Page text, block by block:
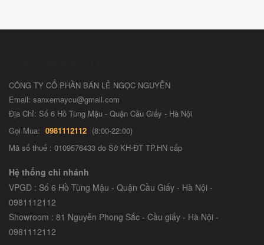
CÔNG TY CỔ PHẦN BÁN LẺ NGỌC NGUYỄN
Email: sanxemaycu@gmail.com
Địa Chỉ: Số 6 Hồ Tùng Mậu - Quận Cầu Giấy - Hà Nội
Gọi Mua: 0981112112 (8:00-22:00)
Mã số thuế : 0109576433 do Sở KH-ĐT TP.HN cấp
Hệ thống chi nhánh
VPGD : Số 6 Hồ Tùng Mậu - Quận Cầu Giấy - Hà Nội -
0981112112
Showroom : 81 Nguyễn Phong Sắc - Cầu giấy - Hà Nội -
0981112112